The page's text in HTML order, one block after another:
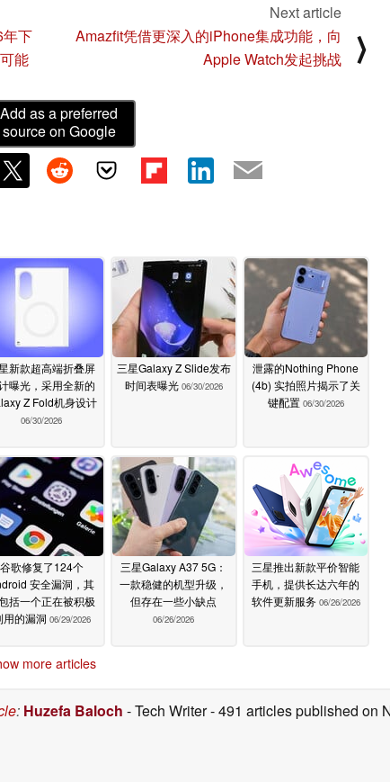
下
能
Next article
Amazfit凭借更深入的iPhone集成功能，向
Apple Watch发起挑战
⟩
Add as a preferred
source on Google
新款超高端折叠屏
曝光，采用全新的
Z Fold机身设计
06/30/2026
三星Galaxy Z Slide发布
时间表曝光 06/30/2026
泄露的Nothing Phone
(4b) 实拍照片揭示了关
键配置 06/30/2026
谷歌修复了124个
安全漏洞，其
括一个正在被积极
用的漏洞 06/29/2026
三星Galaxy A37 5G：
一款稳健的机型升级，
但存在一些小缺点
06/26/2026
三星推出新款平价智能
手机，提供长达六年的
软件更新服务 06/26/2026
more articles
: Huzefa Baloch - Tech Writer- 491 articles published on